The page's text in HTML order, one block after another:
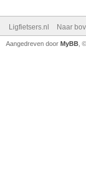
Ligfietsers.nl Naar
Aangedreven door MyBB ,